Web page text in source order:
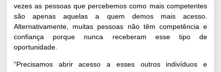
vezes as pessoas que percebemos como mais competentes
são apenas aquelas a quem demos mais acesso.
Alternativamente, muitas pessoas não têm competência e
confiança porque nunca receberam esse tipo de
oportunidade.
“Precisamos abrir acesso a esses outros indivíduos e